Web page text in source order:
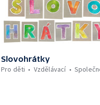
Slovohrátky
Pro děti
Vzdělávací